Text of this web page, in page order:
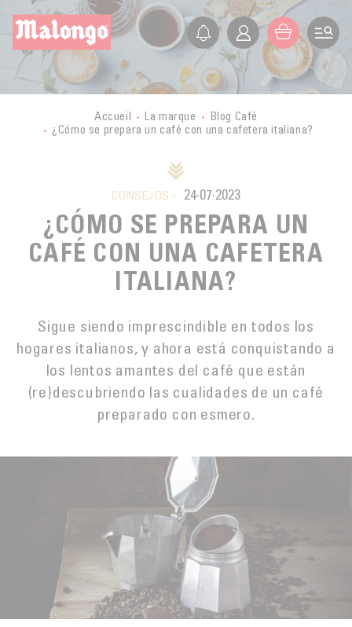
ES FR EN IT
LA SOCIEDAD
PRESENTACIÓN
HISTORIA
LOS PEQUEÑOS PRODUCTORES
MÉXICO
MYANMAR
PERÚ
MALONGO Y LOS PEQUEÑOS PRODUCTORES
COMERCIO JUSTO
AGRICULTURA BIOLÓGICA
DESARROLLO SOSTENIBLE
CULTIVO DEL CAFÉ
TORREFACCIÓN
INNOVACIÓN
LA PRUEBA POR EL GUSTO
EXPORTACIÓN
TIENDAS
BLOG CAFÉ
Accueil La marque
Blog Café
¿Cómo se prepara un café con una cafetera italiana?
CONSEJOS - 24·07·2023
¿CÓMO SE PREPARA UN
CAFÉ CON UNA CAFETERA
ITALIANA?
Sigue siendo imprescindible en todos los
hogares italianos, y ahora está conquistando a
los lentos amantes del café que están
(re)descubriendo las cualidades de un café
preparado con esmero.